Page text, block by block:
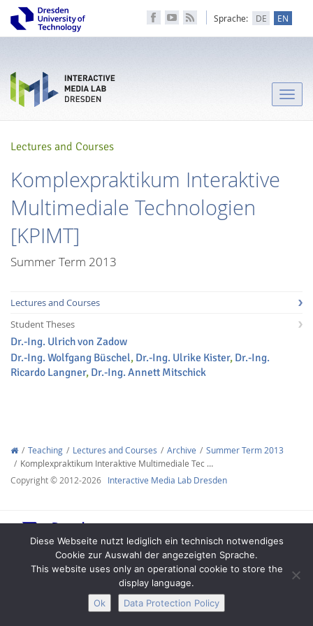
Facebook
Youtube
RSS
Sprache: DE EN
Toggle
Lectures and Courses
Komplexpraktikum Interaktive
Multimediale Technologien
[KPIMT]
Summer Term 2013
Lectures and Courses
Student Theses
Dr.-Ing. Ulrich von Zadow
Dr.-Ing. Wolfgang Büschel, Dr.-Ing. Ulrike Kister, Dr.-Ing.
Ricardo Langner, Dr.-Ing. Annett Mitschick
Teaching Lectures and Courses Archive
Summer Term 2013
Komplexpraktikum Interaktive Multimediale Tec …
Copyright © 2012-2026 Interactive Media Lab Dresden
Legal Notice Privacy
Diese Webseite nutzt lediglich ein technisch notwendiges
Cookie zur Auswahl der angezeigten Sprache.
This website uses only an operational cookie to store the
display language.
Ok
Data Protection Policy